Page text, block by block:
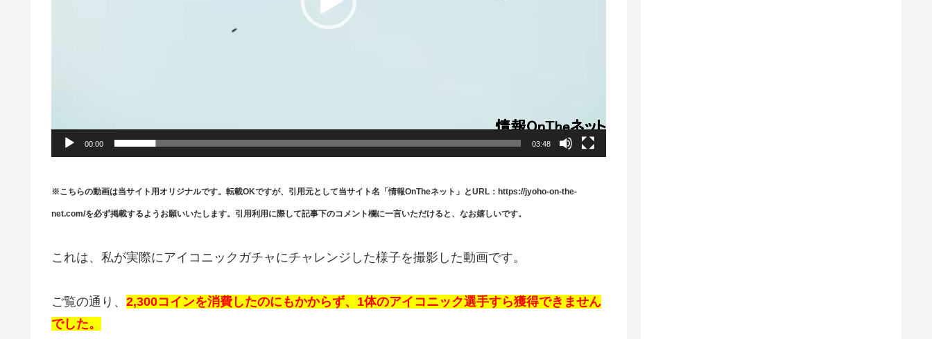
00:00 03:48
※こちらの動画は当サイト用オリジナルです。転載OKですが、引用元として当サイト名「情報OnTheネット」とURL：https://jyoho-on-the-
net.com/を必ず掲載するようお願いいたします。引用利用に際して記事下のコメント欄に一言いただけると、なお嬉しいです。
これは、私が実際にアイコニックガチャにチャレンジした様子を撮影した動画です。
ご覧の通り、 2,300コインを消費したのにもかからず、1体のアイコニック選手すら獲得できません
でした。